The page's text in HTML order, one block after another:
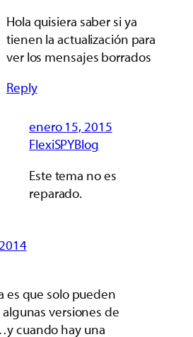
Hola quisiera saber si ya
tienen la actualización para
ver los mensajes borrados
Reply
enero 15, 2015
FlexiSPYBlog
Este tema no es
reparado.
es que solo pueden
versiones de
cuando hay una